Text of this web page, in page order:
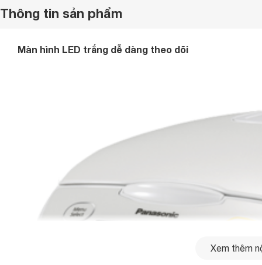
Thông tin sản phẩm
Màn hình LED trắng dễ dàng theo dõi
Xem thêm